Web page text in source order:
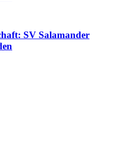
SV Salamander